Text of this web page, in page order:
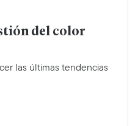
del color
las últimas tendencias